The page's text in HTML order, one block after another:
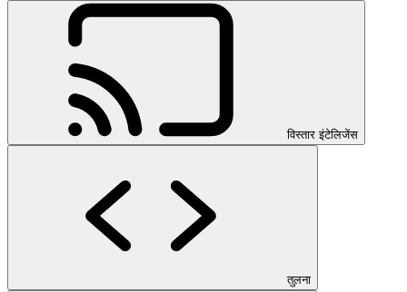
विस्तार इंटेलिजेंस
तुलना